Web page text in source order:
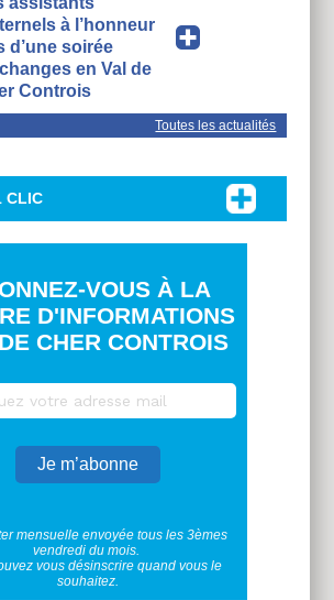
à l’honneur
d’une soirée
en Val de
Controis
Toutes les actualités
CLIC
VOUS À LA
D'INFORMATIONS
CHER CONTROIS
mensuelle envoyée tous les 3èmes
vendredi du mois.
vous désinscrire quand vous le
souhaitez.